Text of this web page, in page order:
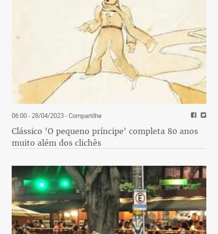
06:00 - 28/04/2023- Compartilhe
Clássico 'O pequeno príncipe' completa 80 anos
muito além dos clichês